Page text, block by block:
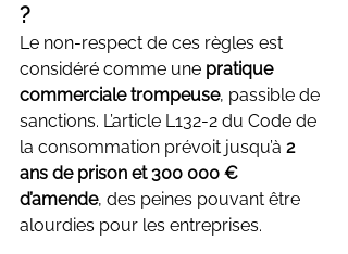
?
Le non-respect de ces règles est
considéré comme une pratique
commerciale trompeuse, passible de
sanctions. L’article L132-2 du Code de
la consommation prévoit jusqu’à 2
ans de prison et 300 000 €
d’amende, des peines pouvant être
alourdies pour les entreprises.